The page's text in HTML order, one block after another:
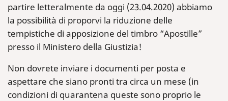
partire letteralmente da oggi (23.04.2020) abbiamo
la possibilità di proporvi la riduzione delle
tempistiche di apposizione del timbro “Apostille”
presso il Ministero della Giustizia!
Non dovrete inviare i documenti per posta e
aspettare che siano pronti tra circa un mese (in
condizioni di quarantena queste sono proprio le